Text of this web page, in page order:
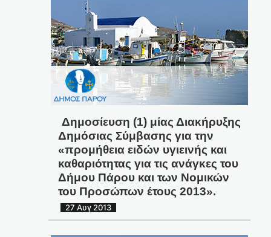
Δημοσίευση (1) μίας Διακήρυξης
Δημόσιας Σύμβασης για την
«προμήθεια ειδών υγιεινής και
καθαριότητας για τις ανάγκες του
Δήμου Πάρου και των Νομικών
του Προσώπων έτους 2013».
27 Αυγ 2013